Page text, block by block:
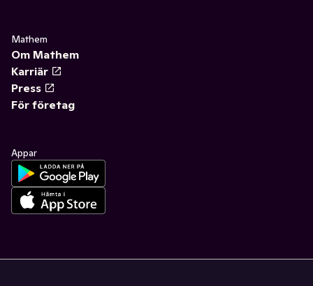
Mathem
Om Mathem
Karriär
Press
För företag
Appar